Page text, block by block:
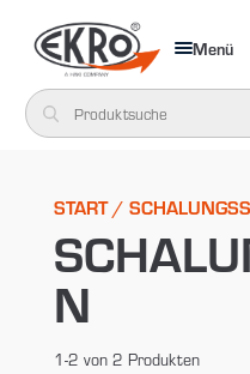
Menü
START/
N
1-2 von 2 Produkten